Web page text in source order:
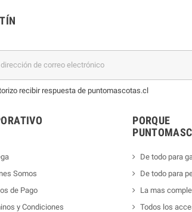
recibir respuesta de puntomascotas.cl
Somos
de Pago
y Condiciones
PORQUE
De todo para
De todo para
La mas
Todos los